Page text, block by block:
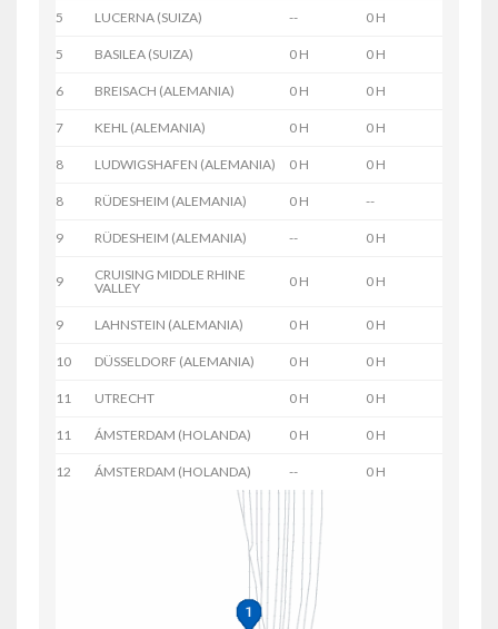
5 LUCERNA (SUIZA) -- 0 H
5 BASILEA (SUIZA) 0 H 0 H
6 BREISACH (ALEMANIA) 0 H 0 H
7 KEHL (ALEMANIA) 0 H 0 H
8 LUDWIGSHAFEN (ALEMANIA) 0 H 0 H
8 RÜDESHEIM (ALEMANIA) 0 H --
9 RÜDESHEIM (ALEMANIA) -- 0 H
9
CRUISING MIDDLE RHINE
VALLEY
0 H 0 H
9 LAHNSTEIN (ALEMANIA) 0 H 0 H
10 DÜSSELDORF (ALEMANIA) 0 H 0 H
11 UTRECHT 0 H 0 H
11 ÁMSTERDAM (HOLANDA) 0 H 0 H
12 ÁMSTERDAM (HOLANDA) -- 0 H